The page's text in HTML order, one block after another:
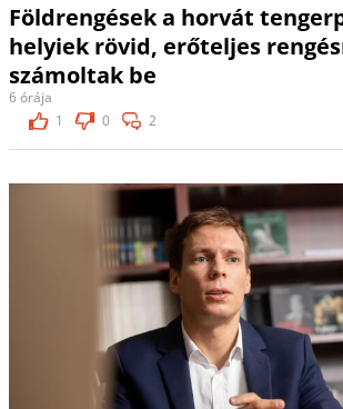
Földrengések a horvát
helyiek rövid, erőteljes
számoltak be
6 órája
1
0 2